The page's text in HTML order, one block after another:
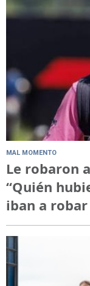
MAL MOMENTO
Le robaron
“Quién
iban a